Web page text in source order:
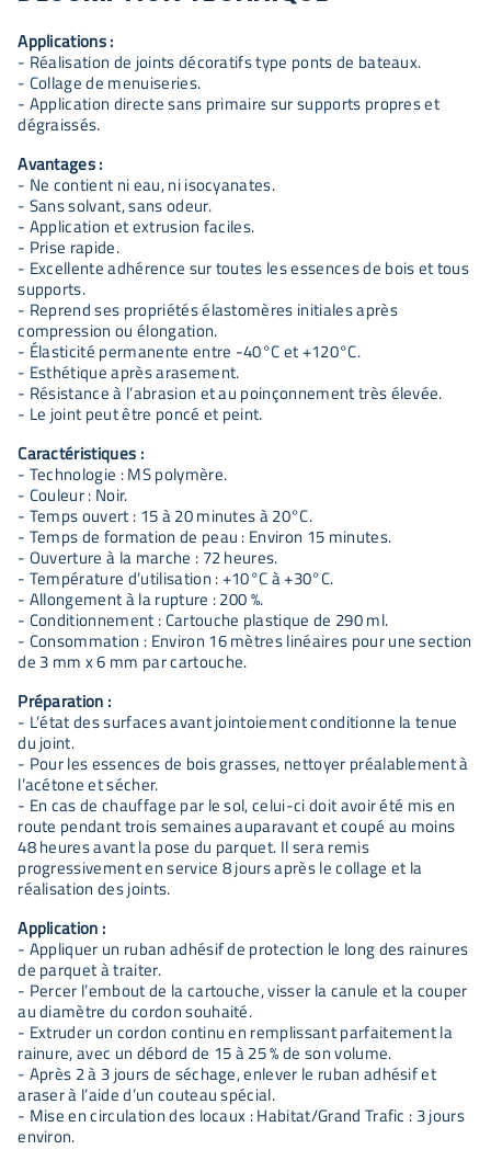
Applications :
- Réalisation de joints décoratifs type ponts de bateaux.
- Collage de menuiseries.
- Application directe sans primaire sur supports propres et
dégraissés.
Avantages :
- Ne contient ni eau, ni isocyanates.
- Sans solvant, sans odeur.
- Application et extrusion faciles.
- Prise rapide.
- Excellente adhérence sur toutes les essences de bois et tous
supports.
- Reprend ses propriétés élastomères initiales après
compression ou élongation.
- Élasticité permanente entre -40°C et +120°C.
- Esthétique après arasement.
- Résistance à l’abrasion et au poinçonnement très élevée.
- Le joint peut être poncé et peint.
Caractéristiques :
- Technologie : MS polymère.
- Couleur : Noir.
- Temps ouvert : 15 à 20 minutes à 20°C.
- Temps de formation de peau : Environ 15 minutes.
- Ouverture à la marche : 72 heures.
- Température d’utilisation : +10°C à +30°C.
- Allongement à la rupture : 200 %.
- Conditionnement : Cartouche plastique de 290 ml.
- Consommation : Environ 16 mètres linéaires pour une section
de 3 mm x 6 mm par cartouche.
Préparation :
- L’état des surfaces avant jointoiement conditionne la tenue
du joint.
- Pour les essences de bois grasses, nettoyer préalablement à
l’acétone et sécher.
- En cas de chauffage par le sol, celui-ci doit avoir été mis en
route pendant trois semaines auparavant et coupé au moins
48 heures avant la pose du parquet. Il sera remis
progressivement en service 8 jours après le collage et la
réalisation des joints.
Application :
- Appliquer un ruban adhésif de protection le long des rainures
de parquet à traiter.
- Percer l’embout de la cartouche, visser la canule et la couper
au diamètre du cordon souhaité.
- Extruder un cordon continu en remplissant parfaitement la
rainure, avec un débord de 15 à 25 % de son volume.
- Après 2 à 3 jours de séchage, enlever le ruban adhésif et
araser à l’aide d’un couteau spécial.
- Mise en circulation des locaux : Habitat/Grand Trafic : 3 jours
environ.